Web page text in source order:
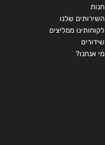
חנות
השירותים שלנו
לקוחותינו ממליצים
שידורים
מי אנחנו?